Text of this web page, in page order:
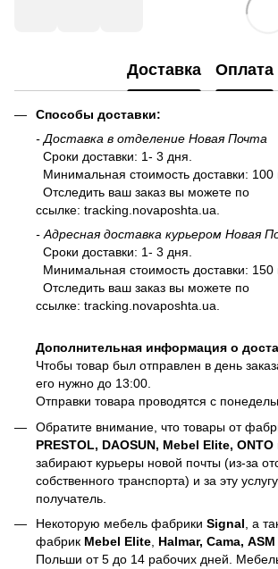
Доставка Оплата
Способы доставки:
- Доставка в отделение Новая Почта
Сроки доставки: 1- 3 дня.
Минимальная стоимость доставки: 100
Отследить ваш заказ вы можете по
ссылке: tracking.novaposhta.ua.
- Адресная доставка курьером Новая
Сроки доставки: 1- 3 дня.
Минимальная стоимость доставки: 150
Отследить ваш заказ вы можете по
ссылке: tracking.novaposhta.ua.
Дополнительная информация о
Чтобы товар был отправлен в день
его нужно до 13:00.
Отправки товара проводятся с
Обратите внимание, что товары от
PRESTOL, DAOSUN, Mebel Elite, ONTO
забирают курьеры новой почты (из-за
собственного транспорта) и за эту
получатель.
Некоторую мебель фабрики Signal , а
фабрик Mebel Elite Halmar, Cama, ASM
Польши от 5 до 14 рабочих дней.